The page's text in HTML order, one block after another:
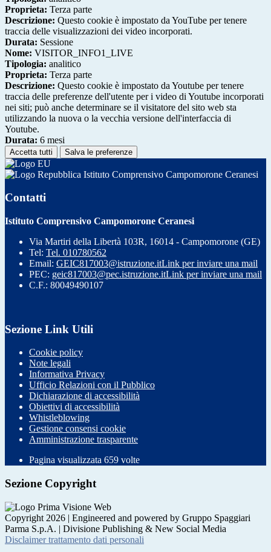
Proprieta: Terza parte
Descrizione: Questo cookie è impostato da YouTube per tenere
traccia delle visualizzazioni dei video incorporati.
Durata: Sessione
Nome: VISITOR_INFO1_LIVE
Tipologia: analitico
Proprieta: Terza parte
Descrizione: Questo cookie è impostato da Youtube per tenere
traccia delle preferenze dell'utente per i video di Youtube incorporati
nei siti; può anche determinare se il visitatore del sito web sta
utilizzando la nuova o la vecchia versione dell'interfaccia di
Youtube.
Durata: 6 mesi
Accetta tutti Salva le preferenze
Istituto Comprensivo Campomorone Ceranesi
Contatti
Istituto Comprensivo Campomorone Ceranesi
Via Martiri della Libertà 103R, 16014 - Campomorone (GE)
Tel: Tel. 010780562
Email: GEIC817003@istruzione.itLink per inviare una mail
PEC: geic817003@pec.istruzione.itLink per inviare una mail
C.F.: 80049490107
Sezione Link Utili
Cookie policy
Note legali
Informativa Privacy
Ufficio Relazioni con il Pubblico
Dichiarazione di accessibilità
Obiettivi di accessibilità
Whistleblowing
Gestione consensi cookie
Amministrazione trasparente
Pagina visualizzata 659 volte
Sezione Copyright
Copyright 2026 | Engineered and powered by Gruppo Spaggiari
Parma S.p.A. | Divisione Publishing & New Social Media
Disclaimer trattamento dati personali